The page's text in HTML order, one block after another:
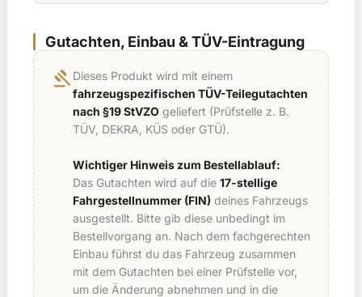
Gutachten, Einbau & TÜV-Eintragung
gavel Dieses Produkt wird mit einem
fahrzeugspezifischen TÜV-Teilegutachten
nach §19 StVZO geliefert (Prüfstelle z. B.
TÜV, DEKRA, KÜS oder GTÜ).
Wichtiger Hinweis zum Bestellablauf:
Das Gutachten wird auf die 17-stellige
Fahrgestellnummer (FIN) deines Fahrzeugs
ausgestellt. Bitte gib diese unbedingt im
Bestellvorgang an. Nach dem fachgerechten
Einbau führst du das Fahrzeug zusammen
mit dem Gutachten bei einer Prüfstelle vor,
um die Änderung abnehmen und in die